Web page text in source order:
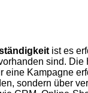
ist es
sind. Die
eine Kampagne
sondern über